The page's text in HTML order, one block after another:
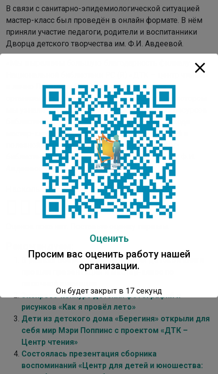
В связи с санитарно-эпидемиологической ситуацией
мастер-класс был проведён в онлайн формате. В нём
приняли участие педагоги, родители и воспитанники
Дворца детского творчества им. Ф.И. Авдеевой.
Национальной библиотеки РС (Я) «ДТК – центр чтения»
и лично Людмиле Семёновне Тереховой за
организацию и проведение мастер-класса, на котором
мы узнали о принципах работы электронных ресурсов
библиотеки и их поисковых возможностях. В ходе
мастер-класса мы узнали для себя много новой и
полезной информации», – поделилась педагог-
библиотекарь Дворца детского творчества им. Ф.И.
Авдеевой Мария Санникова.
Насколько вам понравилась публикация?
В рамках Всероссийской недели детской книги
прошли презентация и мастер-класс по
Экспресс-конкурс детских фотографий и
рисунков «Как я провёл лето»
Дети из детского дома «Берегиня» открыли для
себя мир Мэри Поппинс с проектом «ДТК –
Центр чтения»
Состоялась презентация сборника
воспоминаний «Центр для детей и юношества:
Оценить
Просим вас оценить работу нашей
организации.
Он будет закрыт в 16 секунд